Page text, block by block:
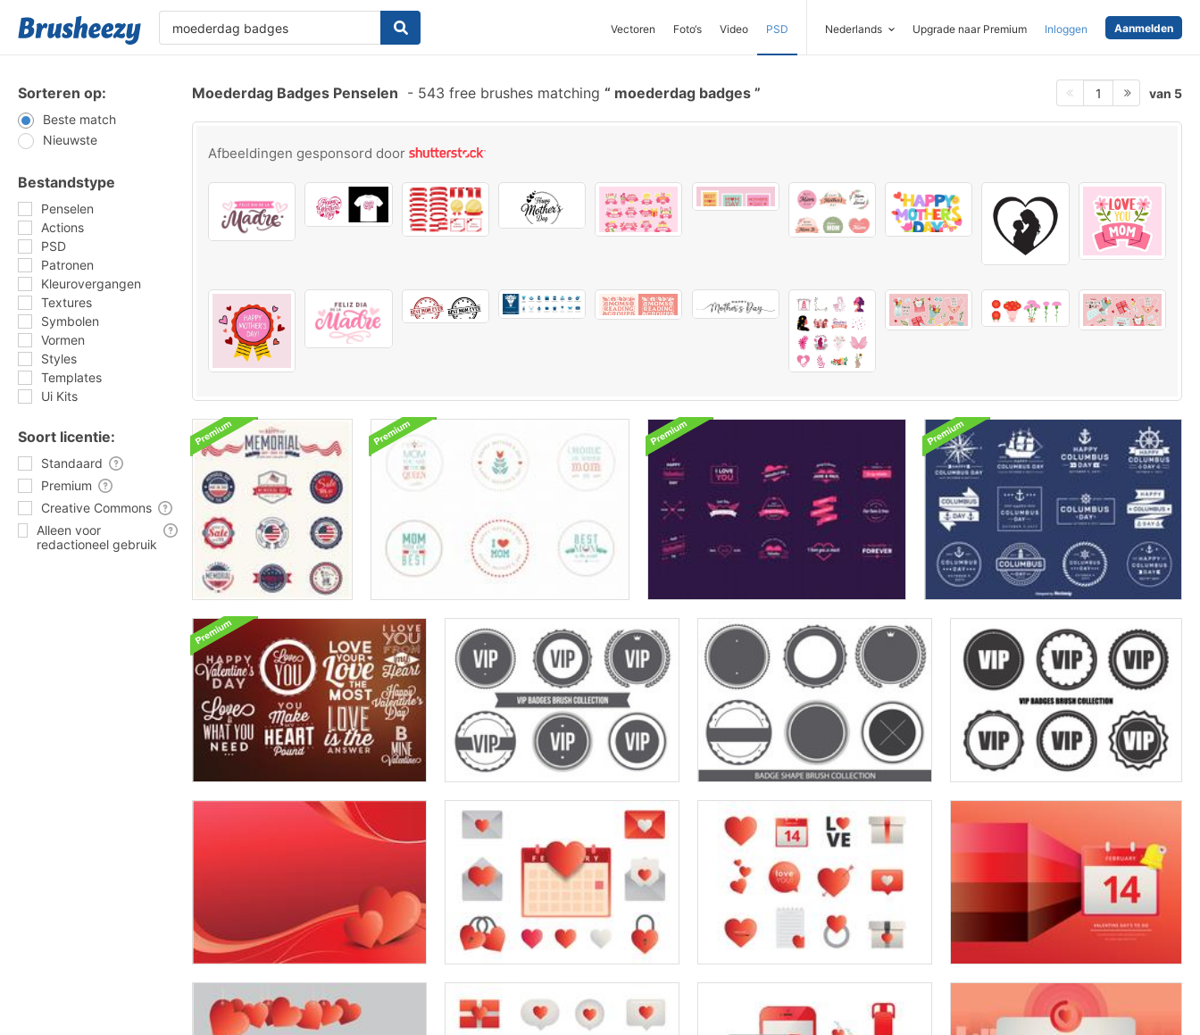
Vectoren Foto‘s Video PSD Nederlands Upgrade naar Premium Inloggen Aanmelden
Sorteren op:
Beste match
Nieuwste
Bestandstype
Penselen
Actions
PSD
Patronen
Kleurovergangen
Textures
Symbolen
Vormen
Styles
Templates
Ui Kits
Soort licentie:
Standaard
Premium
Creative Commons
Alleen voor
redactioneel gebruik
Moederdag Badges Penselen - 543 free brushes matching moederdag badges 1 van 5
Afbeeldingen gesponsord door